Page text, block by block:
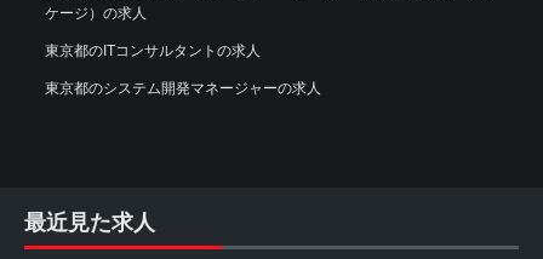
ケージ）の求人
東京都のITコンサルタントの求人
東京都のシステム開発マネージャーの求人
最近見た求人